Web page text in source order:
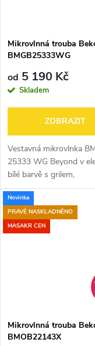
Mikrovlnná trouba
BMGB25333WG
od 5 190 Kč
Skladem
ZOBRAZIT
Vestavná mikrovlnka
25333 WG Beyond v
bílé barvě s grilem,
automatickými
vařením ve více krocích, 5
úrovněmi výkonu a 8
automatickými programy,
Novinka
PRÁVĚ NASKLADNĚNO
MASAKR CEN
Mikrovlnná trouba
BMOB22143X